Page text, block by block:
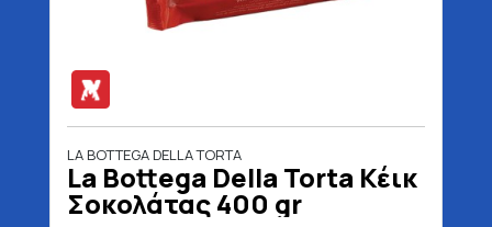
LA BOTTEGA DELLA TORTA
La Bottega Della Torta Κέικ
Σοκολάτας 400 gr